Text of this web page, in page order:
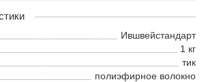
Ившвейстандарт
1 кг
тик
полиэфирное волокно